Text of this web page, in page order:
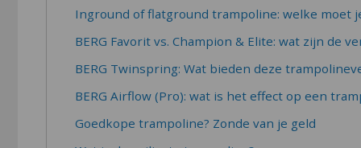
Inground of flatground trampoline: welke moet
BERG Favorit vs. Champion & Elite: wat zijn de
BERG Twinspring: Wat bieden deze
BERG Airflow (Pro): wat is het effect op een
Goedkope trampoline? Zonde van je geld